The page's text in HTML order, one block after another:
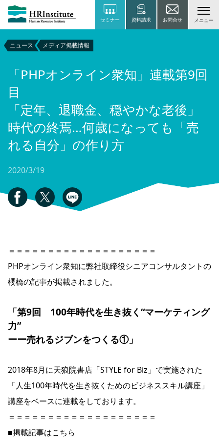
セミナー 資料請求 お問合せ メニュー
ニュース メディア掲載情報
「PHPオンライン衆知」連載第9回
目
「定年、退職金、穏やかな老後」
時代の終焉…何歳になっても「売
れる自分」の作り方
2020/3/19
＝＝＝＝＝＝＝＝＝＝＝＝＝＝＝＝＝＝＝
PHPオンライン衆知に弊社取締役シニアコンサルタントの
櫻橋の記事が掲載されました。
「第9回 100年時代を生き抜く“マーケティング
力”
ーー売れるジブンをつくる①」
2018年8月に天狼院書店「STYLE for Biz」で実施された
「人生100年時代を生き抜くためのビジネススキル講座」
講座をベースに連載をしております。
＝＝＝＝＝＝＝＝＝＝＝＝＝＝＝＝＝＝＝
■掲載記事はこちら